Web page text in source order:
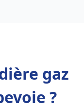
gaz
?